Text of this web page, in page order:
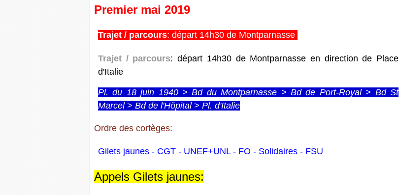
Premier mai 2019
Trajet / parcours: départ 14h30 de Montparnasse
Trajet / parcours: départ 14h30 de Montparnasse en direction de Place
d'Italie
Pl. du 18 juin 1940 > Bd du Montparnasse > Bd de Port-Royal > Bd St
Marcel > Bd de l'Hôpital > Pl. d'Italie
Ordre des cortèges:
Gilets jaunes - CGT - UNEF+UNL - FO - Solidaires - FSU
Appels Gilets jaunes: